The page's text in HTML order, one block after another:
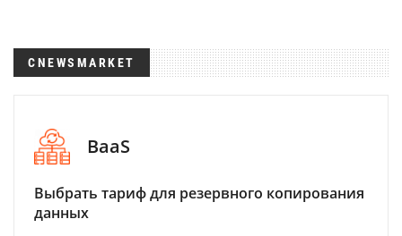
CNEWSMARKET
BaaS
Выбрать тариф для резервного копирования
данных